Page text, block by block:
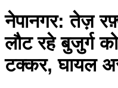
नेपानगर: तेज़
लौट रहे बुजुर्ग
टक्कर, घायल